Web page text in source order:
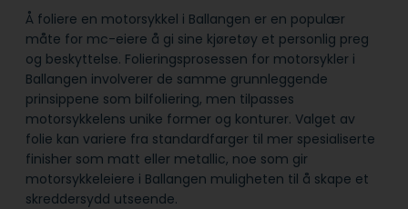
Å foliere en motorsykkel i Ballangen er en populær
måte for mc-eiere å gi sine kjøretøy et personlig preg
og beskyttelse. Folieringsprosessen for motorsykler i
Ballangen involverer de samme grunnleggende
prinsippene som bilfoliering, men tilpasses
motorsykkelens unike former og konturer. Valget av
folie kan variere fra standardfarger til mer spesialiserte
finisher som matt eller metallic, noe som gir
motorsykkeleiere i Ballangen muligheten til å skape et
skreddersydd utseende.